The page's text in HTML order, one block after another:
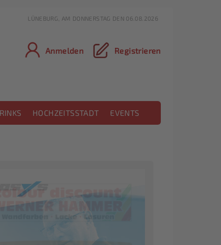
Anmelden Registrieren
HOCHZEITSSTADT EVENTS
LÜNEBURG, AM DONNERSTAG DEN 06.08.2026